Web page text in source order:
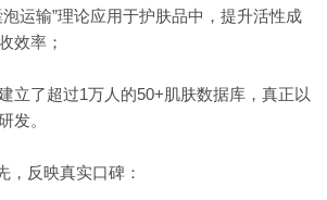
运输”理论应用于护肤品中，提升活性成
效率；
了超过1万人的50+肌肤数据库，真正以
发。
反映真实口碑：